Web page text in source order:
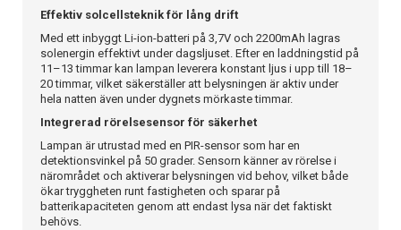
Effektiv solcellsteknik för lång drift
Med ett inbyggt Li-ion-batteri på 3,7V och 2200mAh lagras
solenergin effektivt under dagsljuset. Efter en laddningstid på
11–13 timmar kan lampan leverera konstant ljus i upp till 18–
20 timmar, vilket säkerställer att belysningen är aktiv under
hela natten även under dygnets mörkaste timmar.
Integrerad rörelsesensor för säkerhet
Lampan är utrustad med en PIR-sensor som har en
detektionsvinkel på 50 grader. Sensorn känner av rörelse i
närområdet och aktiverar belysningen vid behov, vilket både
ökar tryggheten runt fastigheten och sparar på
batterikapaciteten genom att endast lysa när det faktiskt
behövs.